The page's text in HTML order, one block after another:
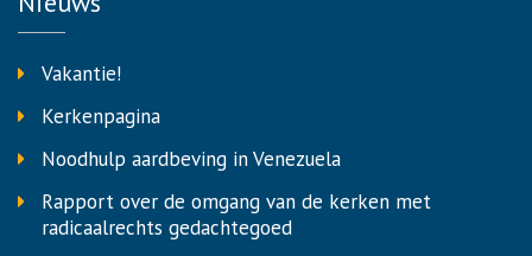
Vakantie!
Kerkenpagina
Noodhulp aardbeving in Venezuela
Rapport over de omgang van de kerken met
radicaalrechts gedachtegoed